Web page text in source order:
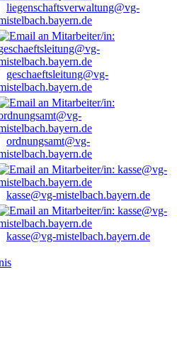
liegenschaftsverwaltung@vg-
geschaeftsleitung@vg-
ordnungsamt@vg-
kasse@vg-mistelbach.bayern.de
kasse@vg-mistelbach.bayern.de